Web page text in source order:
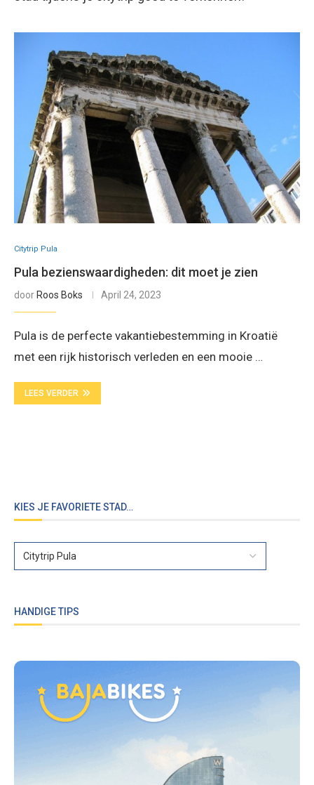
Citytrip Pula
Pula bezienswaardigheden: dit moet je zien
door Roos Boks April 24, 2023
Pula is de perfecte vakantiebestemming in Kroatië
met een rijk historisch verleden en een mooie …
LEES VERDER
KIES JE FAVORIETE STAD…
HANDIGE TIPS